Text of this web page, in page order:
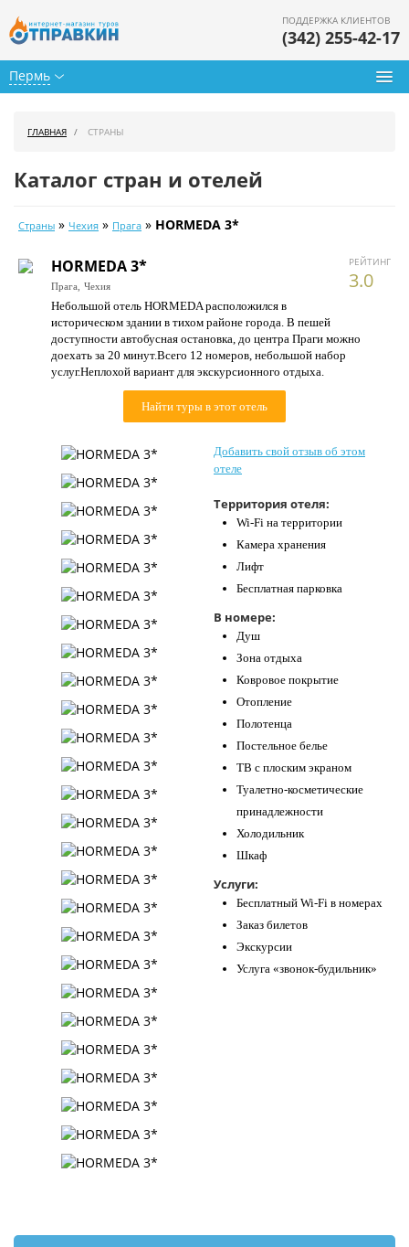
Пермь
ПОДДЕРЖКА КЛИЕНТОВ
(342) 255-42-17
Календарь туров
Цены дня
Страны
Как купить
ГЛАВНАЯ СТРАНЫ
Каталог стран и отелей
Страны » Чехия » Прага » HORMEDA 3*
РЕЙТИНГ
3.0
HORMEDA 3*
Прага, Чехия
Небольшой отель HORMEDA расположился в
историческом здании в тихом районе города. В пешей
доступности автобусная остановка, до центра Праги можно
доехать за 20 минут.Всего 12 номеров, небольшой набор
услуг.Неплохой вариант для экскурсионного отдыха.
Найти туры в этот отель
Добавить свой отзыв об этом
отеле
Территория отеля:
Wi-Fi на территории
Камера хранения
Лифт
Бесплатная парковка
В номере:
Душ
Зона отдыха
Ковровое покрытие
Отопление
Полотенца
Постельное белье
ТВ с плоским экраном
Туалетно-косметические
принадлежности
Холодильник
Шкаф
Услуги:
Бесплатный Wi-Fi в номерах
Заказ билетов
Экскурсии
Услуга «звонок-будильник»